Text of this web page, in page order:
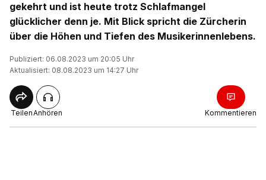
gekehrt und ist heute trotz Schlafmangel
glücklicher denn je. Mit Blick spricht die Zürcherin
über die Höhen und Tiefen des Musikerinnenlebens.
Publiziert: 06.08.2023 um 20:05 Uhr
Aktualisiert: 08.08.2023 um 14:27 Uhr
TeilenAnhören Kommentieren